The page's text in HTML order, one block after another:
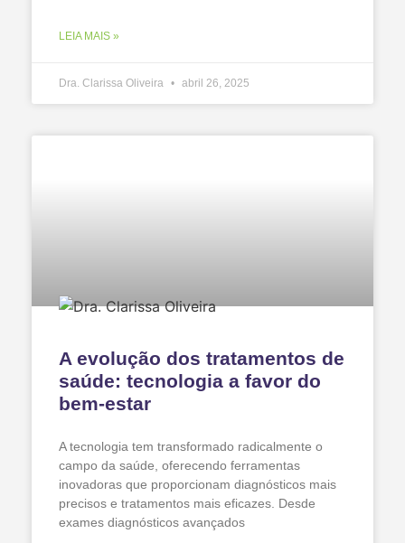
LEIA MAIS »
Dra. Clarissa Oliveira abril 26, 2025
A evolução dos tratamentos de
saúde: tecnologia a favor do
bem-estar
A tecnologia tem transformado radicalmente o
campo da saúde, oferecendo ferramentas
inovadoras que proporcionam diagnósticos mais
precisos e tratamentos mais eficazes. Desde
exames diagnósticos avançados